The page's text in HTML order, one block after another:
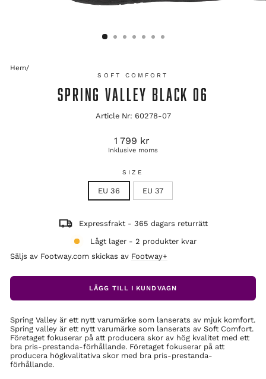
Hem/
SOFT COMFORT
SPRING VALLEY BLACK 06
Article Nr: 60278-07
Ordinarie
pris
1 799 kr
Inklusive moms
SIZE
EU 36 EU 37
Expressfrakt - 365 dagars returrätt
Lågt lager - 2 produkter kvar
Säljs av Footway.com skickas av Footway+
LÄGG TILL I KUNDVAGN
Spring Valley är ett nytt varumärke som lanserats av mjuk komfort.
Spring valley är ett nytt varumärke som lanserats av Soft Comfort.
Företaget fokuserar på att producera skor av hög kvalitet med ett
bra pris-prestanda-förhållande. Företaget fokuserar på att
producera högkvalitativa skor med bra pris-prestanda-
förhållande.